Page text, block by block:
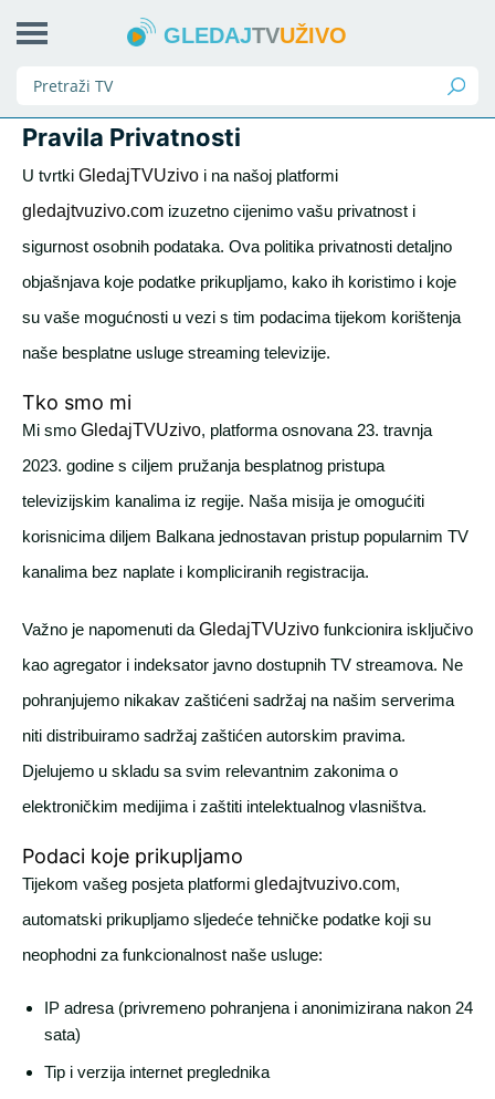
GLEDAJTVUŽIVO
Pravila Privatnosti
U tvrtki GledajTVUzivo i na našoj platformi
gledajtvuzivo.com izuzetno cijenimo vašu privatnost i
sigurnost osobnih podataka. Ova politika privatnosti detaljno
objašnjava koje podatke prikupljamo, kako ih koristimo i koje
su vaše mogućnosti u vezi s tim podacima tijekom korištenja
naše besplatne usluge streaming televizije.
Tko smo mi
Mi smo GledajTVUzivo, platforma osnovana 23. travnja
2023. godine s ciljem pružanja besplatnog pristupa
televizijskim kanalima iz regije. Naša misija je omogućiti
korisnicima diljem Balkana jednostavan pristup popularnim TV
kanalima bez naplate i kompliciranih registracija.
Važno je napomenuti da GledajTVUzivo funkcionira isključivo
kao agregator i indeksator javno dostupnih TV streamova. Ne
pohranjujemo nikakav zaštićeni sadržaj na našim serverima
niti distribuiramo sadržaj zaštićen autorskim pravima.
Djelujemo u skladu sa svim relevantnim zakonima o
elektroničkim medijima i zaštiti intelektualnog vlasništva.
Podaci koje prikupljamo
Tijekom vašeg posjeta platformi gledajtvuzivo.com,
automatski prikupljamo sljedeće tehničke podatke koji su
neophodni za funkcionalnost naše usluge:
IP adresa (privremeno pohranjena i anonimizirana nakon 24
sata)
Tip i verzija internet preglednika